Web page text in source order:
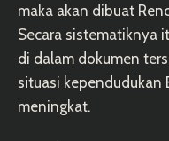
maka akan dibuat
Secara sistematiknya
di dalam dokumen
situasi kependudukan
meningkat.